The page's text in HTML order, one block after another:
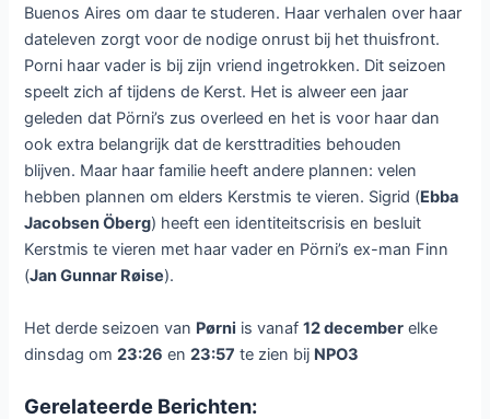
Buenos Aires om daar te studeren. Haar verhalen over haar
dateleven zorgt voor de nodige onrust bij het thuisfront.
Porni haar vader is bij zijn vriend ingetrokken. Dit seizoen
speelt zich af tijdens de Kerst. Het is alweer een jaar
geleden dat Pörni’s zus overleed en het is voor haar dan
ook extra belangrijk dat de kersttradities behouden
blijven. Maar haar familie heeft andere plannen: velen
hebben plannen om elders Kerstmis te vieren. Sigrid (Ebba
Jacobsen Öberg) heeft een identiteitscrisis en besluit
Kerstmis te vieren met haar vader en Pörni’s ex-man Finn
(Jan Gunnar Røise).
Het derde seizoen van Pørni is vanaf12 december elke
dinsdag om23:26 en23:57 te zien bij NPO3
Gerelateerde Berichten: